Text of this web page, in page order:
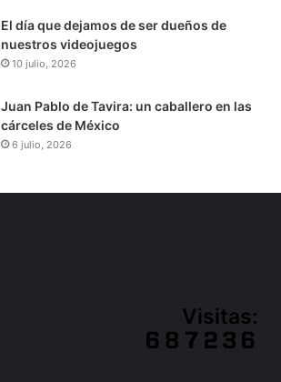
El día que dejamos de ser dueños de
nuestros videojuegos
10 julio, 2026
Juan Pablo de Tavira: un caballero en las
cárceles de México
6 julio, 2026
Visitas: